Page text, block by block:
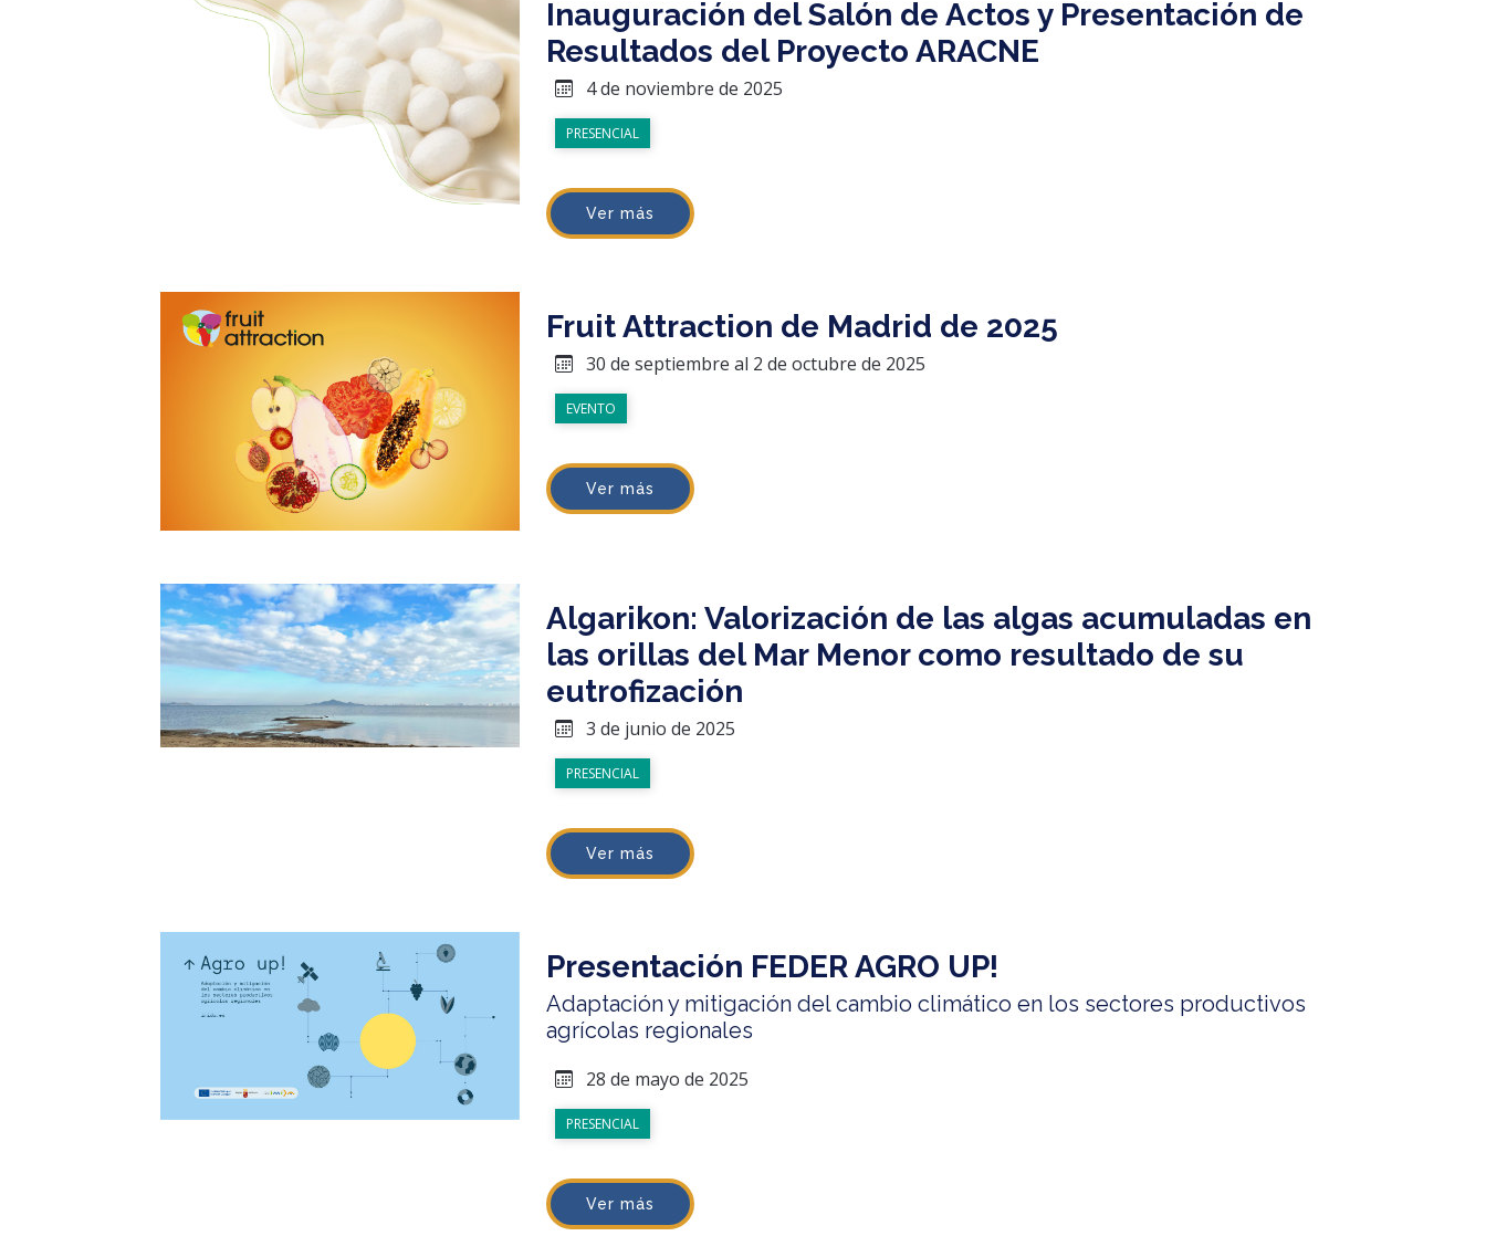
Inauguración del Salón de Actos y Presentación de
Resultados del Proyecto ARACNE
4 de noviembre de 2025
PRESENCIAL
Ver más
Fruit Attraction de Madrid de 2025
30 de septiembre al 2 de octubre de 2025
EVENTO
Ver más
Algarikon: Valorización de las algas acumuladas en
las orillas del Mar Menor como resultado de su
eutrofización
3 de junio de 2025
PRESENCIAL
Ver más
Presentación FEDER AGRO UP!
Adaptación y mitigación del cambio climático en los sectores productivos
agrícolas regionales
28 de mayo de 2025
PRESENCIAL
Ver más